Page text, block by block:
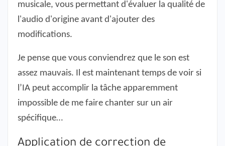
musicale, vous permettant d'évaluer la qualité de
l'audio d'origine avant d'ajouter des
modifications.
Je pense que vous conviendrez que le son est
assez mauvais. Il est maintenant temps de voir si
l’IA peut accomplir la tâche apparemment
impossible de me faire chanter sur un air
spécifique…